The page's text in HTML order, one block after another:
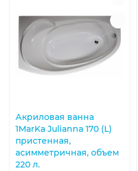
Акриловая ванна
1MarKa Julianna 170 (L)
пристенная,
асимметричная, объем
220 л.